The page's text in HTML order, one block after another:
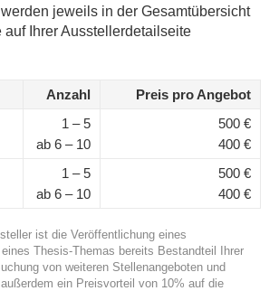
jeweils in der Gesamtübersicht
auf Ihrer Ausstellerdetailseite
Anzahl
Preis pro Angebot
1 – 5
500 €
ab 6 – 10
400 €
1 – 5
500 €
ab 6 – 10
400 €
ist die Veröffentlichung eines
Thesis-Themas bereits Bestandteil Ihrer
von weiteren Stellenangeboten und
ein Preisvorteil von 10% auf die